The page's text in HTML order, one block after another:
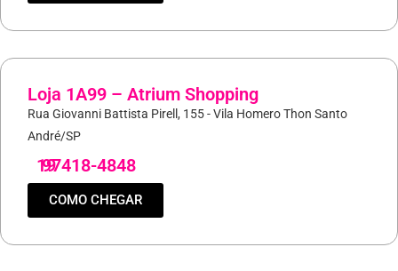
Loja 1A99 – Atrium Shopping
Rua Giovanni Battista Pirell, 155 - Vila Homero Thon Santo
André/SP
19
97418-4848
COMO CHEGAR